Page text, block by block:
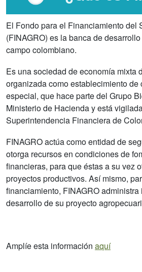
El Fondo para el Financiamiento del
(FINAGRO) es la banca de
campo colombiano.
Es una sociedad de economía mixta
organizada como establecimiento de
especial, que hace parte del Grupo
Ministerio de Hacienda y está
Superintendencia Financiera de
FINAGRO actúa como entidad de
otorga recursos en condiciones de
financieras, para que éstas a su vez
proyectos productivos. Así mismo,
financiamiento, FINAGRO
desarrollo de su proyecto
Amplíe esta información aquí